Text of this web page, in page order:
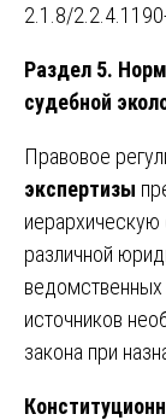
2.1.8/
Раздел 5.
судебной
Правовое
экспертизы
различной
ведомственных
источников
закона при